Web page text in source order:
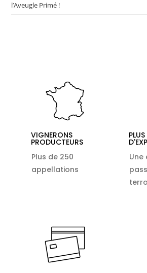
l’Aveugle Primé !
VIGNERONS
PRODUCTEURS
Plus de 250
appellations
Une